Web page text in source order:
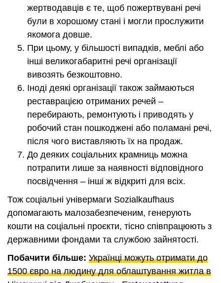
жертводавців є те, щоб пожертвувані речі
були в хорошому стані і могли прослужити
якомога довше.
При цьому, у більшості випадків, меблі або
інші великогабаритні речі організації
вивозять безкоштовно.
Іноді деякі організації також займаються
реставрацією отриманих речей –
перебирають, ремонтують і приводять у
робочий стан пошкоджені або поламані речі,
після чого виставляють їх на продаж.
До деяких соціальних крамниць можна
потрапити лише за наявності відповідного
посвідчення – інші ж відкриті для всіх.
Тож соціальні універмаги Sozialkaufhaus
допомагають малозабезпеченим, генерують
кошти на соціальні проєкти, тісно співпрацюють з
державними фондами та службою зайнятості.
Побачити більше: Українці можуть отримати до
1500 євро на людину для облаштування житла в